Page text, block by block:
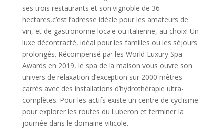
ses trois restaurants et son vignoble de 36
hectares,c’est l’adresse idéale pour les amateurs de
vin, et de gastronomie locale ou italienne, au choix! Un
luxe décontracté, idéal pour les familles ou les séjours
prolongés. Récompensé par les World Luxury Spa
Awards en 2019, le spa de la maison vous ouvre son
univers de relaxation d’exception sur 2000 mètres
carrés avec des installations d’hydrothérapie ultra-
complètes. Pour les actifs existe un centre de cyclisme
pour explorer les routes du Luberon et terminer la
journée dans le domaine viticole.